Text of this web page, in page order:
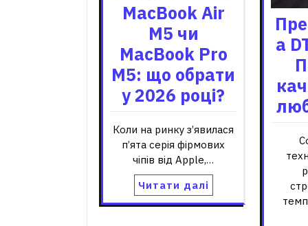
MacBook Air
M5 чи
MacBook Pro
M5: що обрати
у 2026 році?
Коли на ринку з’явилася
п’ята серія фірмових
чіпів від Apple,…
Читати далі
а